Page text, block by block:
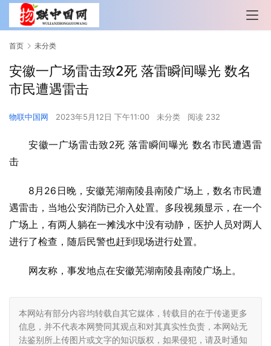
首页 未分类
安徽一广场雷击致2死 落雷瞬间曝光 数名
市民遭遇雷击
物联中国网 2023年5月12日 下午11:00 未分类 阅读 232
安徽一广场雷击致2死 落雷瞬间曝光 数名市民遭遇雷
击
8月26日晚，安徽芜湖南陵县南陵广场上，数名市民遭
遇雷击，当地公安消防已介入处置。多段视频显示，在一个
广场上，有两人躺在一摊浅水中没有动静，医护人员对两人
进行了检查，随后民警也赶到现场进行处置。
网友称，事发地点在安徽芜湖南陵县南陵广场上。
本网站有部分内容均转载自其它媒体，转载目的在于传递更多
信息，并不代表本网赞同其观点和对其真实性负责，本网站无
法鉴别所上传图片或文字的知识版权，如果侵犯，请及时通知